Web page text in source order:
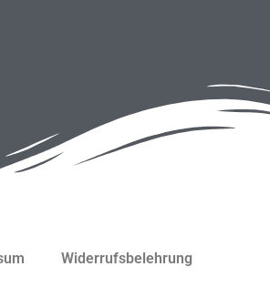
Widerrufsbelehrung